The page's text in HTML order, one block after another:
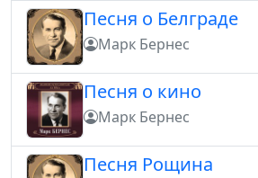
Песня о Белграде
Марк Бернес
Песня о кино
Марк Бернес
Песня Рощина